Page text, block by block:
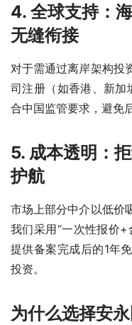
4. 全球支持：
无缝衔接
对于需通过离岸架构投
司注册（如香港、新加
合中国监管要求，避免
5. 成本透明：
护航
市场上部分中介以低价
我们采用“一次性报价
提供备案完成后的1年
投资。
为什么选择安